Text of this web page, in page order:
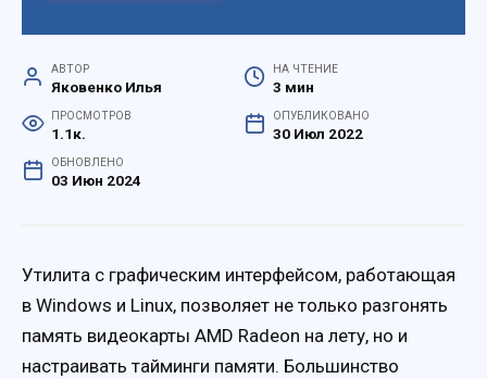
АВТОР
Яковенко Илья
НА ЧТЕНИЕ
3 мин
ПРОСМОТРОВ
1.1к.
ОПУБЛИКОВАНО
30 Июл 2022
ОБНОВЛЕНО
03 Июн 2024
Утилита с графическим интерфейсом, работающая
в Windows и Linux, позволяет не только разгонять
память видеокарты AMD Radeon на лету, но и
настраивать тайминги памяти. Большинство